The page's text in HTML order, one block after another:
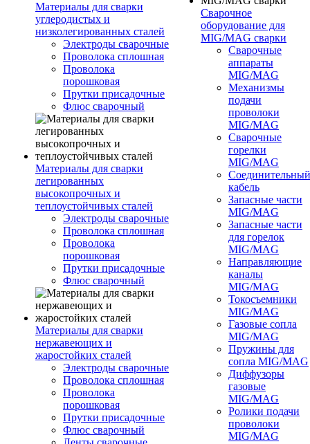
Материалы для сварки
углеродистых и
низколегированных сталей
Электроды сварочные
Проволока сплошная
Проволока
порошковая
Прутки присадочные
Флюс сварочный
Материалы для сварки
легированных
высокопрочных и
теплоустойчивых сталей
Электроды сварочные
Проволока сплошная
Проволока
порошковая
Прутки присадочные
Флюс сварочный
Материалы для сварки
нержавеющих и
жаростойких сталей
Электроды сварочные
Проволока сплошная
Проволока
порошковая
Прутки присадочные
Флюс сварочный
Сварочное
оборудование для
MIG/MAG сварки
Сварочные
аппараты
MIG/MAG
Механизмы
подачи
проволоки
MIG/MAG
Сварочные
горелки
MIG/MAG
Соединительный
кабель
Запасные части
MIG/MAG
Запасные части
для горелок
MIG/MAG
Направляющие
каналы
MIG/MAG
Токосъемники
MIG/MAG
Газовые сопла
MIG/MAG
Пружины для
сопла MIG/MAG
Диффузоры
газовые
MIG/MAG
Ролики подачи
проволоки
MIG/MAG